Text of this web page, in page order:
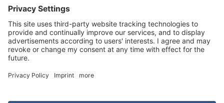
Kontakt
Impressum
Abonnieren Sie unseren
Newsletter
Melden Sie sich heute kostenlos an und werden Sie als
erster über neue Updates informiert.